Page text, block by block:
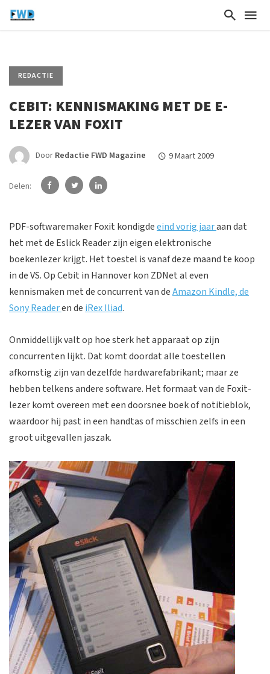
REDACTIE
CEBIT: KENNISMAKING MET DE E-
LEZER VAN FOXIT
Door Redactie FWD Magazine 9 Maart 2009
Delen:
PDF-softwaremaker Foxit kondigdeeind vorig jaaraan dat
het met de Eslick Reader zijn eigen elektronische
boekenlezer krijgt. Het toestel is vanaf deze maand te koop
in de VS. Op Cebit in Hannover kon ZDNet al even
kennismaken met de concurrent van deAmazon Kindle, de
Sony Readeren de iRex Iliad.
Onmiddellijk valt op hoe sterk het apparaat op zijn
concurrenten lijkt. Dat komt doordat alle toestellen
afkomstig zijn van dezelfde hardwarefabrikant; maar ze
hebben telkens andere software. Het formaat van de Foxit-
lezer komt overeen met een doorsnee boek of notitieblok,
waardoor hij past in een handtas of misschien zelfs in een
groot uitgevallen jaszak.